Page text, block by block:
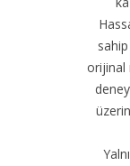
orijinal